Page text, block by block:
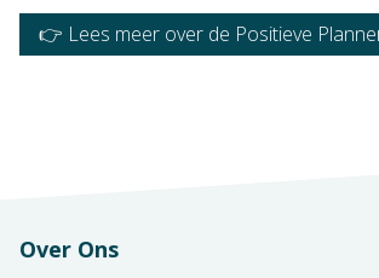
👉 Lees meer over de Positieve
Over Ons